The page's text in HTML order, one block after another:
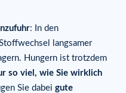
: In den
langsamer
Hungern ist trotzdem
so viel, wie Sie wirklich
Sie dabei gute